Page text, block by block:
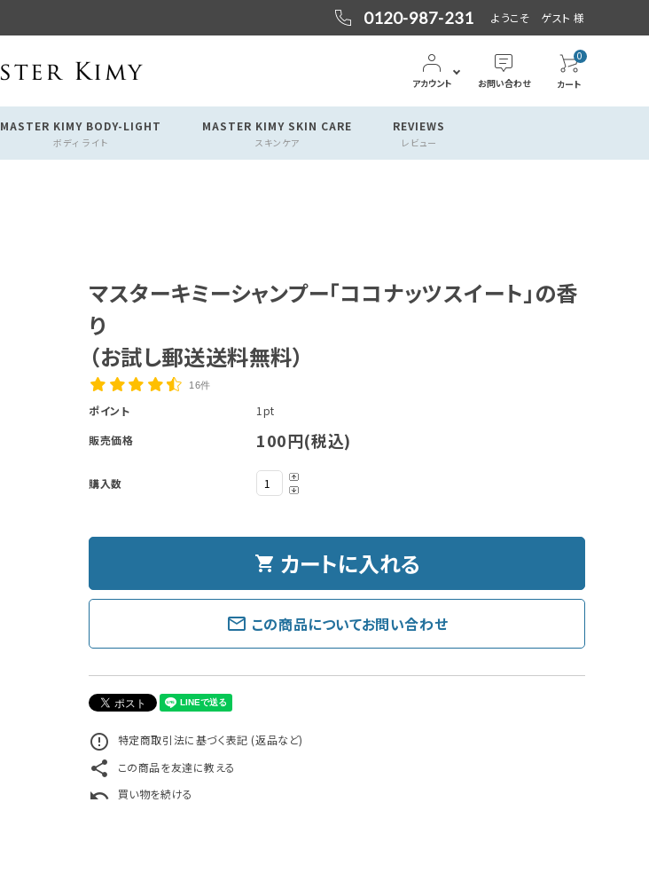
0120-987-231 ようこそ ゲスト 様
アカウント お問い合わせ
0
カート
MASTER KIMY BODY-LIGHT
ボディ ライト
MASTER KIMY SKIN CARE
スキンケア
REVIEWS
レビュー
マスターキミーシャンプー「ココナッツスイート」の香
り
（お試し郵送送料無料）
16件
ポイント
1pt
販売価格
100円(税込)
購入数
shopping_cart カートに入れる
mail_outline この商品についてお問い合わせ
error_outline 特定商取引法に基づく表記 (返品など)
share この商品を友達に教える
undo 買い物を続ける